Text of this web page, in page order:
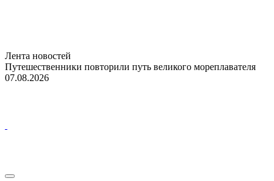
Лента новостей
Путешественники повторили путь великого мореплавателя
07.08.2026